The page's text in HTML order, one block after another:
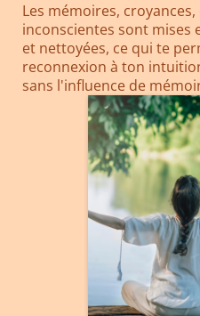
Les mémoires,
inconscientes sont mises
et nettoyées, ce qui te
reconnexion à ton
sans l'influence de